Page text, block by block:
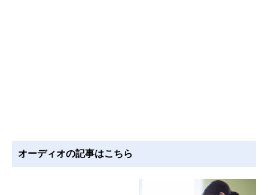
オーディオの記事はこちら